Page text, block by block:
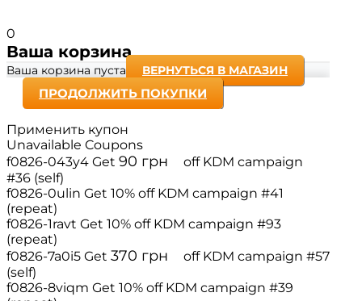
0
Ваша корзина
Ваша корзина пуста ВЕРНУТЬСЯ В МАГАЗИН
ПРОДОЛЖИТЬ ПОКУПКИ
Применить купон
Unavailable Coupons
f0826-043y4 Get 90 грн off KDM campaign
#36 (self)
f0826-0ulin Get 10% off KDM campaign #41
(repeat)
f0826-1ravt Get 10% off KDM campaign #93
(repeat)
f0826-7a0i5 Get 370 грн off KDM campaign #57
(self)
f0826-8viqm Get 10% off KDM campaign #39